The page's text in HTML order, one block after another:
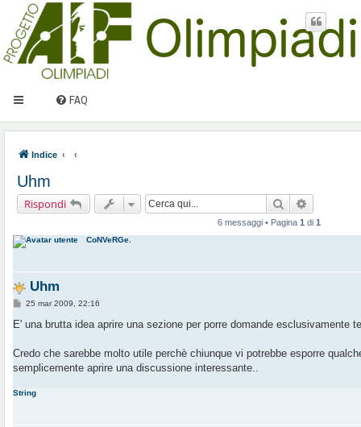
FAQ
Indice
Uhm
Rispondi Cerca
6 messaggi • Pagina 1 di 1
CoNVeRGe.
Uhm
M
s
g
i
25 mar 2009, 22:16
E' una brutta idea aprire una sezione per porre domande esclusivamente
Credo che sarebbe molto utile perchè chiunque vi potrebbe esporre
semplicemente aprire una discussione interessante..
String